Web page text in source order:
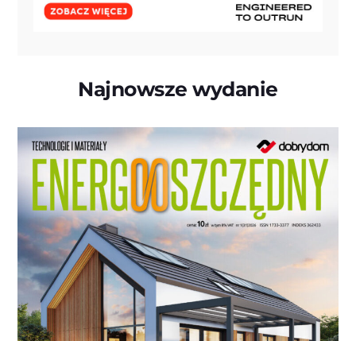
Najnowsze wydanie